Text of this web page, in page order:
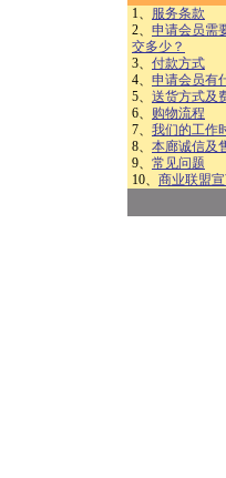
1、 服务条款
2、 申请会员需
交多少？
3、 付款方式
4、 申请会员有
5、 送货方式及
6、 购物流程
7、 我们的工作
8、 本廊诚信及
9、 常见问题
10、 商业联盟